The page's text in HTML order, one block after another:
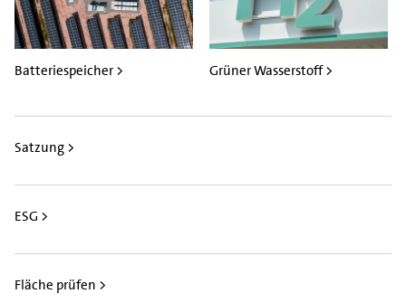
Batteriespeicher > Grüner Wasserstoff >
Satzung >
ESG >
Fläche prüfen >